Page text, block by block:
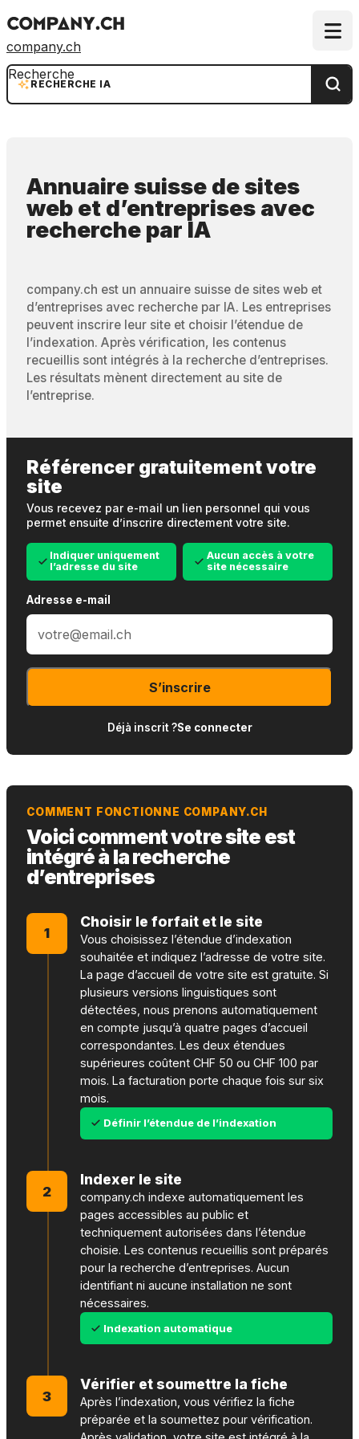
company.ch
RECHERCHE IA
Recherche
Annuaire suisse de sites
web et d’entreprises avec
recherche par IA
company.ch est un annuaire suisse de sites web et
d’entreprises avec recherche par IA. Les entreprises
peuvent inscrire leur site et choisir l’étendue de
l’indexation. Après vérification, les contenus
recueillis sont intégrés à la recherche d’entreprises.
Les résultats mènent directement au site de
l’entreprise.
Référencer gratuitement votre
site
Vous recevez par e-mail un lien personnel qui vous
permet ensuite d’inscrire directement votre site.
Indiquer uniquement
l’adresse du site
Aucun accès à votre
site nécessaire
Adresse e-mail
S’inscrire
Déjà inscrit ?Se connecter
COMMENT FONCTIONNE COMPANY.CH
Voici comment votre site est
intégré à la recherche
d’entreprises
1
Choisir le forfait et le site
Vous choisissez l’étendue d’indexation
souhaitée et indiquez l’adresse de votre site.
La page d’accueil de votre site est gratuite. Si
plusieurs versions linguistiques sont
détectées, nous prenons automatiquement
en compte jusqu’à quatre pages d’accueil
correspondantes. Les deux étendues
supérieures coûtent CHF 50 ou CHF 100 par
mois. La facturation porte chaque fois sur six
mois.
Définir l’étendue de l’indexation
2
Indexer le site
company.ch indexe automatiquement les
pages accessibles au public et
techniquement autorisées dans l’étendue
choisie. Les contenus recueillis sont préparés
pour la recherche d’entreprises. Aucun
identifiant ni aucune installation ne sont
nécessaires.
Indexation automatique
3
Vérifier et soumettre la fiche
Après l’indexation, vous vérifiez la fiche
préparée et la soumettez pour vérification.